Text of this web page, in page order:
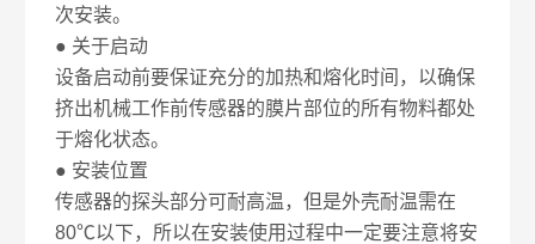
次安装。
● 关于启动
设备启动前要保证充分的加热和熔化时间，以确保
挤出机械工作前传感器的膜片部位的所有物料都处
于熔化状态。
● 安装位置
传感器的探头部分可耐高温，但是外壳耐温需在
80℃以下，所以在安装使用过程中一定要注意将安